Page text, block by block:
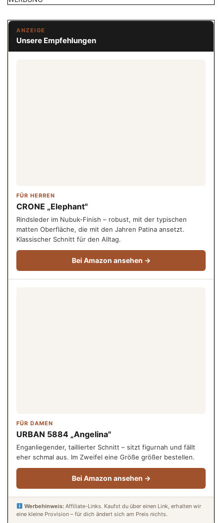
ANZEIGE
Unsere Empfehlungen
FÜR HERREN
CRONE „Elephant"
Rindsleder im Nubuk-Finish – robust, mit der typischen
matten Oberfläche, die mit den Jahren Patina ansetzt.
Klassischer Schnitt für den Alltag.
Bei Amazon ansehen →
FÜR DAMEN
URBAN 5884 „Angelina"
Enganliegender, taillierter Schnitt – sitzt figurnah und fällt
eher schmal aus. Im Zweifel eine Größe größer bestellen.
Bei Amazon ansehen →
Werbehinweis:Affiliate-Links. Kaufst du über einen Link, erhalten wir
eine kleine Provision – für dich ändert sich am Preis nichts.